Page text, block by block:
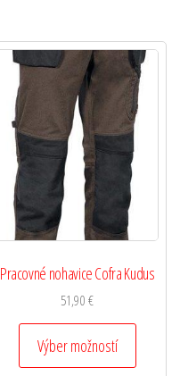
Pracovné nohavice Cofra Kudus
51,90€
Výber možností